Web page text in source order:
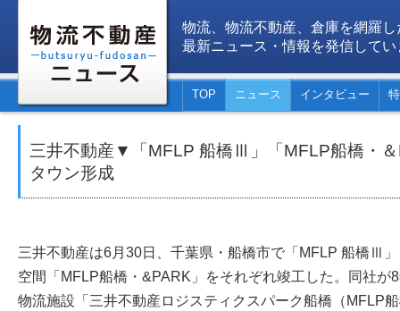
物流、物流不動産、倉庫を網羅し
最新ニュース・情報を発信してい
TOP ニュース インタビュー
三井不動産▼「MFLP 船橋Ⅲ」「MFLP船橋・
タウン形成
三井不動産は6月30日、千葉県・船橋市で「MFLP 船橋Ⅲ
空間「MFLP船橋・&PARK」をそれぞれ竣工した。同社が
物流施設「三井不動産ロジスティクスパーク船橋（MFLP